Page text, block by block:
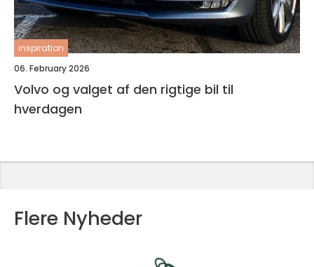
inspiration
06. February 2026
Volvo og valget af den rigtige bil til
hverdagen
Flere Nyheder